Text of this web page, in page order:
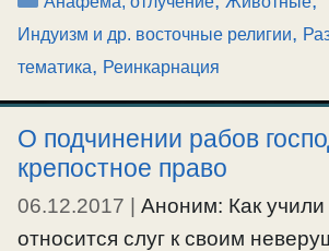
Ещё…
#душа,#зачатиечеловека
искажении евангельских слов
оправдания этого учения.
убийство животных.
#животные ,#индуизм,#реинкарнация
Индуизм и др. восточные религии,
тематика, Реинкарнация
О подчинении рабов
крепостное право
06.12.2017 | Аноним: Как
относится слуг к своим